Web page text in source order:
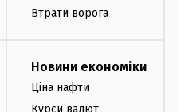
Втрати ворога
Новини економіки
Ціна нафти
Курси валют